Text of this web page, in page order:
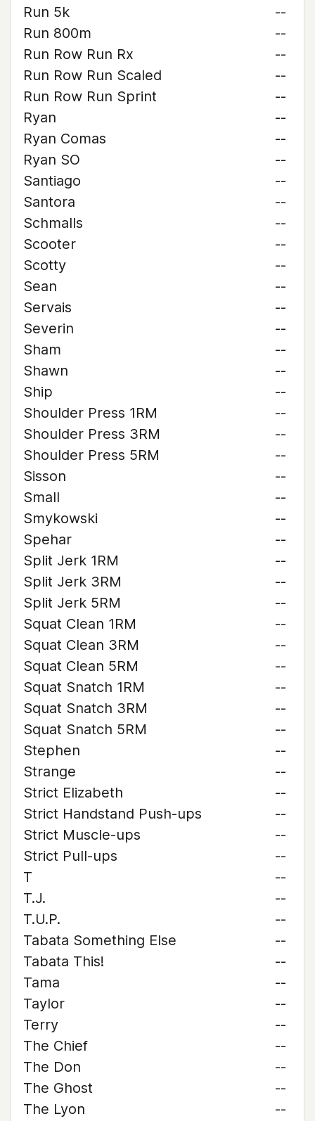
Run 5k
--
Run 800m
--
Run Row Run Rx
--
Run Row Run Scaled
--
Run Row Run Sprint
--
Ryan
--
Ryan Comas
--
Ryan SO
--
Santiago
--
Santora
--
Schmalls
--
Scooter
--
Scotty
--
Sean
--
Servais
--
Severin
--
Sham
--
Shawn
--
Ship
--
Shoulder Press 1RM
--
Shoulder Press 3RM
--
Shoulder Press 5RM
--
Sisson
--
Small
--
Smykowski
--
Spehar
--
Split Jerk 1RM
--
Split Jerk 3RM
--
Split Jerk 5RM
--
Squat Clean 1RM
--
Squat Clean 3RM
--
Squat Clean 5RM
--
Squat Snatch 1RM
--
Squat Snatch 3RM
--
Squat Snatch 5RM
--
Stephen
--
Strange
--
Strict Elizabeth
--
Strict Handstand Push-ups
--
Strict Muscle-ups
--
Strict Pull-ups
--
T
--
T.J.
--
T.U.P.
--
Tabata Something Else
--
Tabata This!
--
Tama
--
Taylor
--
Terry
--
The Chief
--
The Don
--
The Ghost
--
The Lyon
--